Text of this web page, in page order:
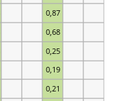
0,21
0,19
0,25
0,68
0,87